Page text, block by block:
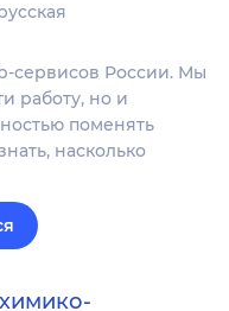
сервисов России. Мы
работу, но и
поменять
насколько